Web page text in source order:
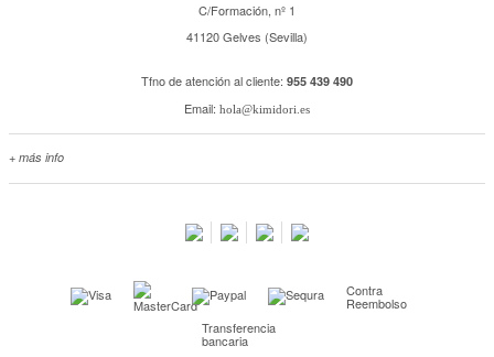
C/Formación, nº 1
41120 Gelves (Sevilla)
Tfno de atención al cliente: 955 439 490
Email: hola@kimidori.es
+ más info
Kimidori PRINT, nuestro servicio de impresión de fotos Contra
Reembolso
Transferencia
bancaria